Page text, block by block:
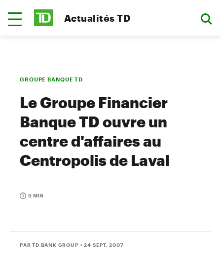
Actualités TD
GROUPE BANQUE TD
Le Groupe Financier
Banque TD ouvre un
centre d'affaires au
Centropolis de Laval
5 MIN
PAR TD BANK GROUP • 24 SEPT. 2007